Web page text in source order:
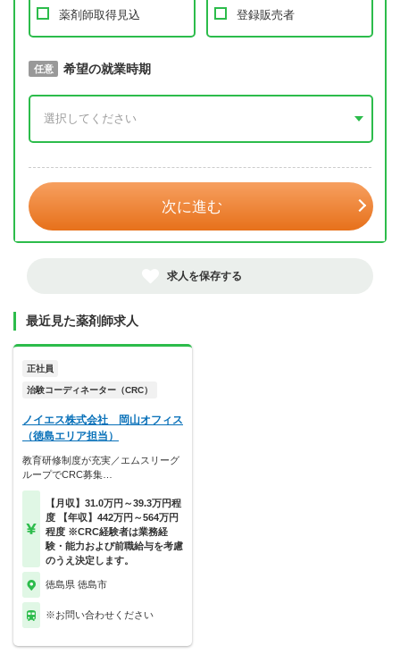
薬剤師取得見込 登録販売者
必須 取得予定年
任意 希望の就業時期
次に進む
求人を保存する
最近見た薬剤師求人
正社員
治験コーディネーター（CRC）
ノイエス株式会社 岡山オフィス
（徳島エリア担当）
教育研修制度が充実／エムスリーグ
ループでCRC募集…
【月収】31.0万円～39.3万円程
度 【年収】442万円～564万円
程度 ※CRC経験者は業務経
験・能力および前職給与を考慮
のうえ決定します。
徳島県 徳島市
※お問い合わせください